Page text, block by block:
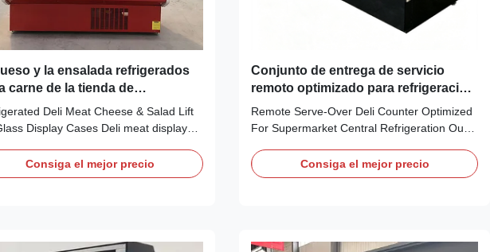
y la ensalada refrigerados
carne de la tienda de
levantan para arriba las
de cristal
Deli Meat Cheese & Salad Lift
Display Cases Deli meat display
are the perfect addition to any
establishment who would like to
Consiga el mejor precio
Conjunto de entrega de servicio
remoto optimizado para refrigeración
central de supermercados
Remote Serve‑Over Deli Counter Optimized
For Supermarket Central Refrigeration Our
counter adopts remote‑condensing design
fitted with Danfoss expansion valve,
Consiga el mejor precio